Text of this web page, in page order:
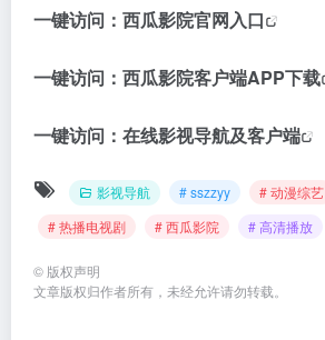
一键访问： 西瓜影院官网入口
一键访问： 西瓜影院客户端APP下载
一键访问： 在线影视导航及客户端
影视导航 # sszzyy # 动漫综艺
# 热播电视剧
# 西瓜影院 # 高清播放
© 版权声明
文章版权归作者所有，未经允许请勿转载。